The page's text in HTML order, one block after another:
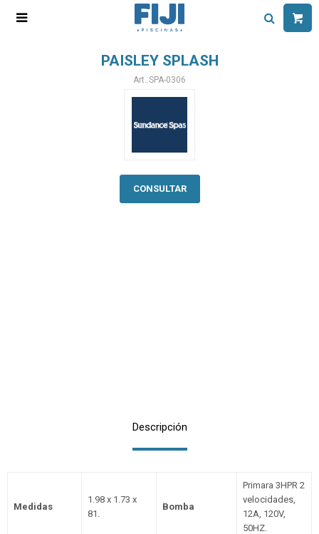

PAISLEY SPLASH
SPA-0306
CONSULTAR
Descripción
Medidas
1.98 x 1.73 x
81.
Bomba
Primara 3HPR 2
velocidades,
12A, 120V,
50HZ.